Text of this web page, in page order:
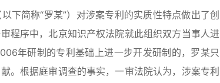
简称“罗某”）对涉案专利的实质性特点做出了创
程序中，北京知识产权法院就此组织双方当事人进
年研制的专利基础上进一步开发研制的，罗某只
。根据庭审调查的事实，一审法院认为，涉案专利